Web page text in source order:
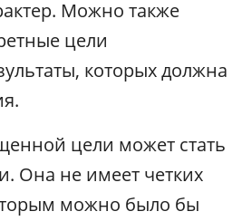
Можно также
цели
которых должна
цели может стать
Она не имеет четких
можно было бы